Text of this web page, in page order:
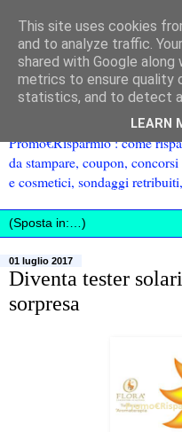
Promo€Risparmio : come
da stampare, coupon,
e cosmetici, sondaggi
01 luglio 2017
Diventa tester
sorpresa
This site uses cookies
and to analyze traffic.
shared with Google
metrics to ensure quality
statistics, and to detect
LEARN